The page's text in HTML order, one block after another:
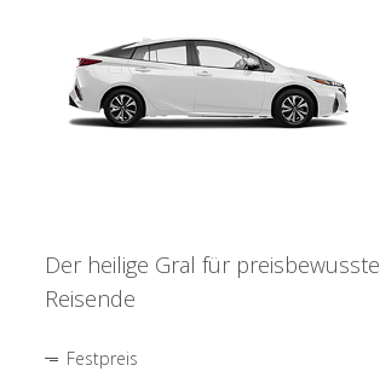
Der heilige Gral für preisbewusste
Reisende
Festpreis